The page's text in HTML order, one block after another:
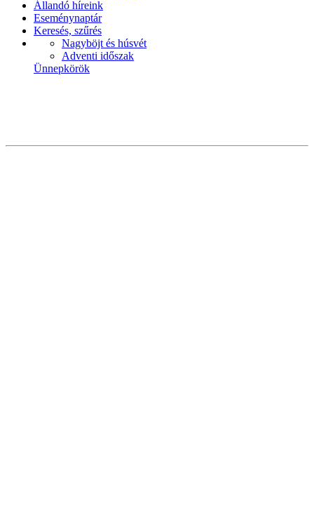
Állandó híreink
Eseménynaptár
Keresés, szűrés
Nagyböjt és húsvét
Adventi időszak
Ünnepkörök